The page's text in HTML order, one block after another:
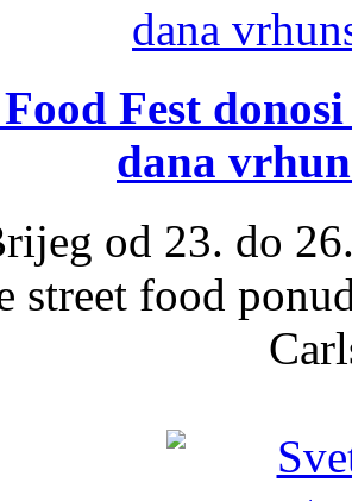
Fest
dana
od 23. do
street food